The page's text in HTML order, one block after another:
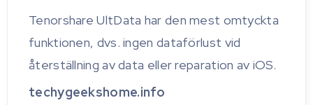
Tenorshare UltData har den mest omtyckta
funktionen, dvs. ingen dataförlust vid
återställning av data eller reparation av iOS.
techygeekshome.info